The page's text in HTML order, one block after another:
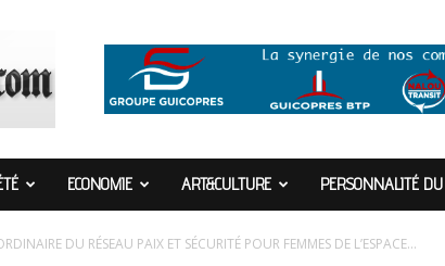
ECONOMIE ART&CULTURE PERSONNALITÉ
DU RÉSEAU PAIX ET SÉCURITÉ POUR FEMMES DE L’ESPACE...